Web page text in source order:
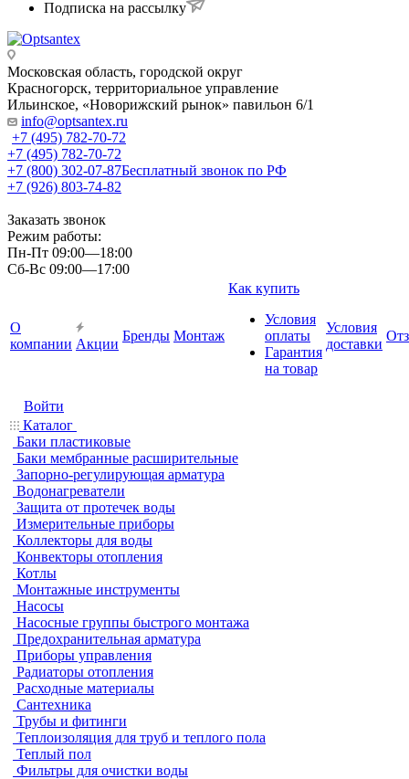
Подписка на рассылку
Московская область, городской округ
Красногорск, территориальное управление
Ильинское, «Новорижский рынок» павильон 6/1
info@optsantex.ru
+7 (495) 782-70-72
+7 (495) 782-70-72
+7 (800) 302-07-87Бесплатный звонок по РФ
+7 (926) 803-74-82
Заказать звонок
Режим работы:
Пн-Пт 09:00—18:00
Сб-Вс 09:00—17:00
О
компании Акции
Бренды Монтаж
Как купить
Условия
оплаты
Гарантия
на товар
Условия
доставки
Войти
Каталог
Баки пластиковые
Баки мембранные расширительные
Запорно-регулирующая арматура
Водонагреватели
Защита от протечек воды
Измерительные приборы
Коллекторы для воды
Конвекторы отопления
Котлы
Монтажные инструменты
Насосы
Насосные группы быстрого монтажа
Предохранительная арматура
Приборы управления
Радиаторы отопления
Расходные материалы
Сантехника
Трубы и фитинги
Теплоизоляция для труб и теплого пола
Теплый пол
Фильтры для очистки воды